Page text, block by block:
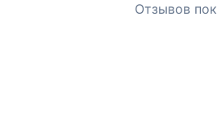
Отзывов